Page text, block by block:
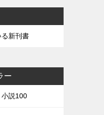
新刊書
ー
小説100